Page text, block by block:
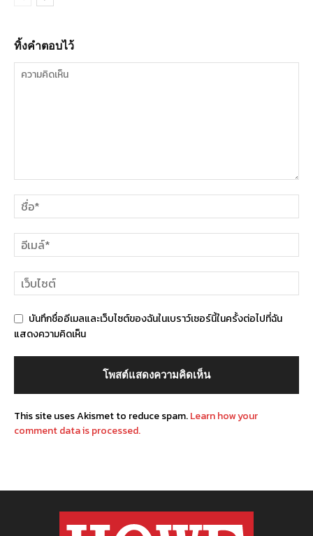
ทิ้งคำตอบไว้
บันทึกชื่ออีเมลและเว็บไซต์ของฉันในเบราว์เซอร์นี้ในครั้งต่อไปที่ฉัน
แสดงความคิดเห็น
This site uses Akismet to reduce spam.Learn how your
comment data is processed.